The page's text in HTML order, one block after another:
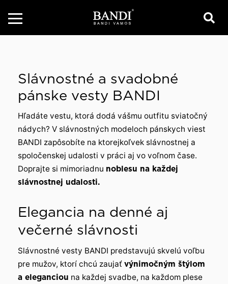
Slávnostné a svadobné
pánske vesty BANDI
Hľadáte vestu, ktorá dodá vášmu outfitu sviatočný
nádych? V slávnostných modeloch pánskych viest
BANDI zapôsobíte na ktorejkoľvek slávnostnej a
spoločenskej udalosti v práci aj vo voľnom čase.
Doprajte si mimoriadnu noblesu na každej
slávnostnej udalosti.
Elegancia na denné aj
večerné slávnosti
Slávnostné vesty BANDI predstavujú skvelú voľbu
pre mužov, ktorí chcú zaujať výnimočným štýlom
a eleganciou na každej svadbe, na každom plese